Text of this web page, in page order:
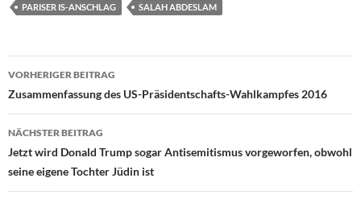
PARISER IS-ANSCHLAG
SALAH ABDESLAM
Beitragsnavigation
VORHERIGER BEITRAG
Zusammenfassung des US-Präsidentschafts-Wahlkampfes 2016
NÄCHSTER BEITRAG
Jetzt wird Donald Trump sogar Antisemitismus vorgeworfen, obwohl
seine eigene Tochter Jüdin ist